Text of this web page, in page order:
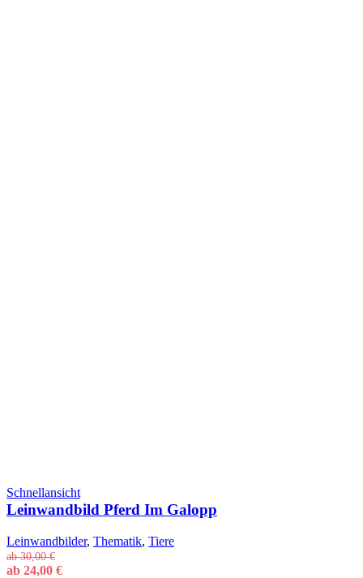
Schnellansicht
Leinwandbild Pferd Im Galopp
Leinwandbilder, Thematik, Tiere
ab30,00€
ab 24,00 €